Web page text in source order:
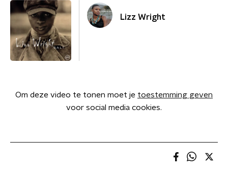
Lizz Wright
Om deze video te tonen moet je toestemming geven
voor social media cookies.